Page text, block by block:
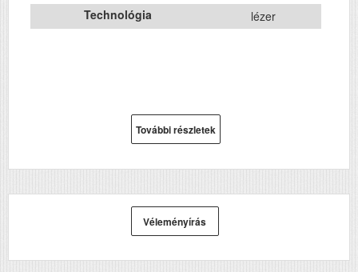
Technológia
lézer
További részletek
Véleményírás